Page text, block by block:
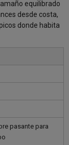
equilibrado
desde costa,
donde habita
pasante para